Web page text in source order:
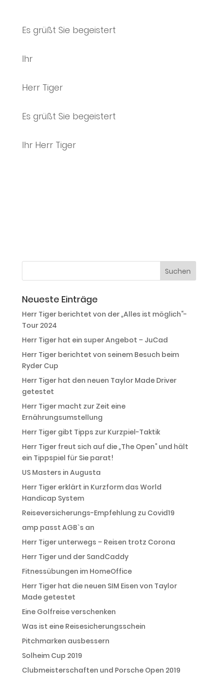
Es grüßt Sie begeistert
Ihr
Herr Tiger
Es grüßt Sie begeistert
Ihr Herr Tiger
Neueste Einträge
Herr Tiger berichtet von der „Alles ist möglich“-
Tour 2024
Herr Tiger hat ein super Angebot – JuCad
Herr Tiger berichtet von seinem Besuch beim
Ryder Cup
Herr Tiger hat den neuen Taylor Made Driver
getestet
Herr Tiger macht zur Zeit eine
Ernährungsumstellung
Herr Tiger gibt Tipps zur Kurzpiel-Taktik
Herr Tiger freut sich auf die „The Open“ und hält
ein Tippspiel für Sie parat!
US Masters in Augusta
Herr Tiger erklärt in Kurzform das World
Handicap System
Reiseversicherungs-Empfehlung zu Covid19
amp passt AGB`s an
Herr Tiger unterwegs – Reisen trotz Corona
Herr Tiger und der SandCaddy
Fitnessübungen im HomeOffice
Herr Tiger hat die neuen SIM Eisen von Taylor
Made getestet
Eine Golfreise verschenken
Was ist eine Reisesicherungsschein
Pitchmarken ausbessern
Solheim Cup 2019
Clubmeisterschaften und Porsche Open 2019